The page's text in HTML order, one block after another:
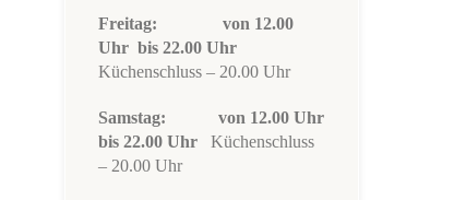
Freitag:
von 12.00
Uhr bis 22.00 Uhr
Küchenschluss – 20.00 Uhr
Samstag: von 12.00 Uhr
bis 22.00 Uhr
Küchenschluss
– 20.00 Uhr